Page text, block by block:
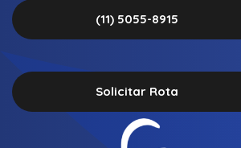
(11) 5055-8915
Solicitar Rota